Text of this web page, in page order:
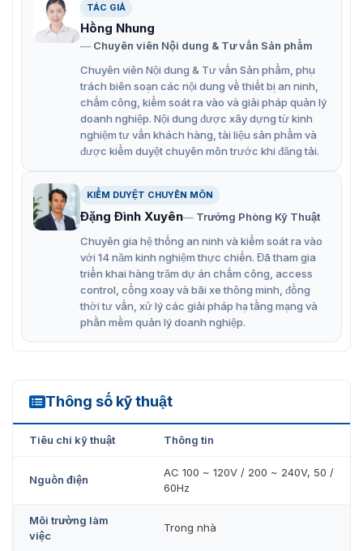
SBTL8200
SBTL8200 cho việc sử dụng được tốt nhất, phát huy hết
công dụng máy.
Có thể dễ dàng chuyển đổi qua lại các phương thức
xác thực: vân tay/thẻ/khuôn mặt.
giảm thiểu tiếng ồn.
Trang bị 10 cặp cảm biến hồng ngoại nhằm giúp thiết
bị hoạt động chính xác.
Các rào chắn được giữ ở trạng thái khóa để ngăn
chặn truy cập trái phép.
Khi người sử dụng xác minh thông tin hợp lệ qua đầu
đọc thì rào chắn sẽ tự động mở cho phép người dùng
hợp khẩn cấp.
Có thể vận hành theo một hoặc hai hướng.
Hệ thống đèn LED chỉ dẫn theo cả hai hướng.
Cổng Swing Barrier ZKTeco SBTL8200 là thiết bị giúp
vào hiệu quả. Nhờ đó hiện trạng chen lấn, ùn tắc được
giảm thiểu một cách tối đa. Thiết bị này đang được
TÁC GIẢ
Hồng Nhung
Chuyên viên Nội dung & Tư vấn Sản phẩm
Chuyên viên Nội dung & Tư vấn Sản phẩm, phụ
trách biên soạn các nội dung về thiết bị an ninh,
chấm công, kiểm soát ra vào và giải pháp quản lý
doanh nghiệp. Nội dung được xây dựng từ kinh
nghiệm tư vấn khách hàng, tài liệu sản phẩm và
được kiểm duyệt chuyên môn trước khi đăng tải.
KIỂM DUYỆT CHUYÊN MÔN
Đặng Đình Xuyên
Trưởng Phòng Kỹ Thuật
Chuyên gia hệ thống an ninh và kiểm soát ra vào
với 14 năm kinh nghiệm thực chiến. Đã tham gia
triển khai hàng trăm dự án chấm công, access
control, cổng xoay và bãi xe thông minh, đồng
thời tư vấn, xử lý các giải pháp hạ tầng mạng và
phần mềm quản lý doanh nghiệp.
Thông số kỹ thuật
SBTL8200 Series
Tiêu chí kỹ thuật Thông tin
Nguồn điện
AC 100 ~ 120V / 200 ~ 240V, 50 /
60Hz
Môi trường làm
việc
Trong nhà